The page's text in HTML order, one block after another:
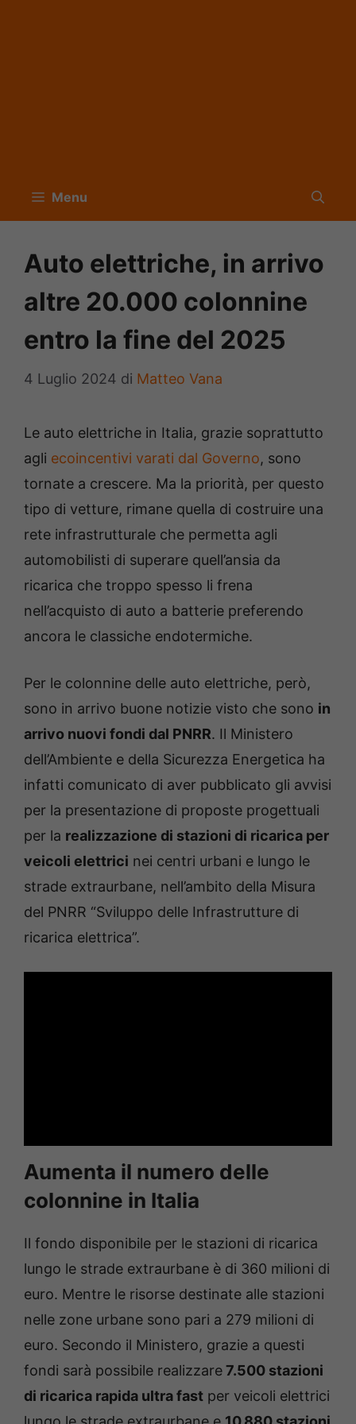
Menu
Auto elettriche, in arrivo
altre 20.000 colonnine
entro la fine del 2025
4 Luglio 2024 di Matteo Vana
Le auto elettriche in Italia, grazie soprattutto
agli ecoincentivi varati dal Governo, sono
tornate a crescere. Ma la priorità, per questo
tipo di vetture, rimane quella di costruire una
rete infrastrutturale che permetta agli
automobilisti di superare quell’ansia da
ricarica che troppo spesso li frena
nell’acquisto di auto a batterie preferendo
ancora le classiche endotermiche.
Per le colonnine delle auto elettriche, però,
sono in arrivo buone notizie visto che sono in
arrivo nuovi fondi dal PNRR. Il Ministero
dell’Ambiente e della Sicurezza Energetica ha
infatti comunicato di aver pubblicato gli avvisi
per la presentazione di proposte progettuali
per la realizzazione di stazioni di ricarica per
veicoli elettrici nei centri urbani e lungo le
strade extraurbane, nell’ambito della Misura
del PNRR “Sviluppo delle Infrastrutture di
ricarica elettrica”.
Aumenta il numero delle
colonnine in Italia
Il fondo disponibile per le stazioni di ricarica
lungo le strade extraurbane è di 360 milioni di
euro. Mentre le risorse destinate alle stazioni
nelle zone urbane sono pari a 279 milioni di
euro. Secondo il Ministero, grazie a questi
fondi sarà possibile realizzare7.500 stazioni
di ricarica rapida ultra fast per veicoli elettrici